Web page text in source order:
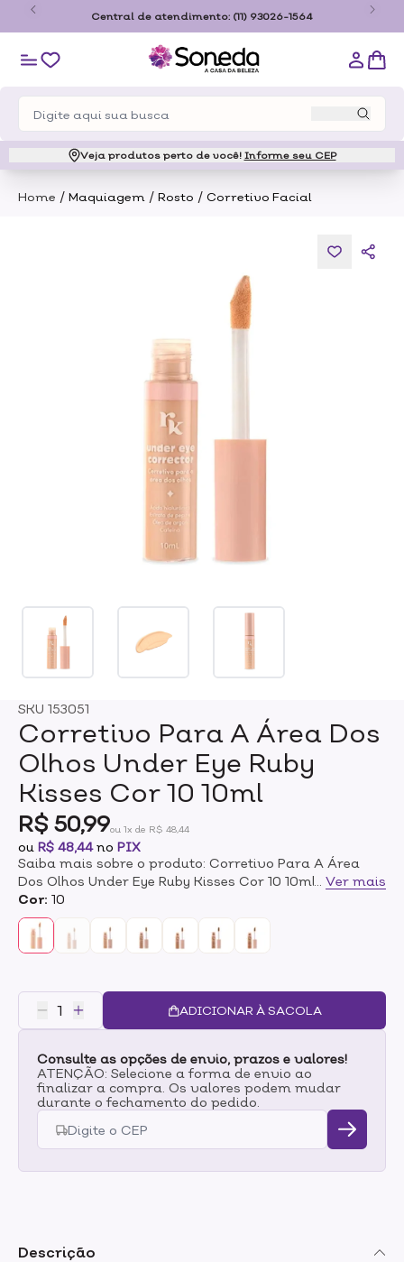
Central de atendimento: (11) 93026-1564
Veja produtos perto de você! Informe seu CEP
Home / Maquiagem / Rosto / Corretivo Facial
SKU 153051
Corretivo Para A Área Dos
Olhos Under Eye Ruby
Kisses Cor 10 10ml
R$ 50,99ou 1x de R$ 48,44
ou R$ 48,44no PIX
Saiba mais sobre o produto: Corretivo Para A Área
Dos Olhos Under Eye Ruby Kisses Cor 10 10ml O
corretivo Under Eye oferece uma alta cobertura que
não craquela e nem marca as linhas de expressão,
camuflando olheiras e imperfeições do jeitinho que a
gente gosta – com naturalidade e eficácia. É resistente
tempo sai com facilidade quando a área é higienizada
com água e sabonete facial. Rico em Ácido
Hialurônico, Extrato de pepino, Óleo de Argan, Cafeína
hidratam, estimulam a região e melhoram a
aparência das olheiras. Modo de uso:Aplique na área
desejada e espalhe com leves batidinhas. O produto já
acompanha pincel para aplicação.
Ver mais
Cor: 10
ADICIONAR À SACOLA
Consulte as opções de envio, prazos e valores!
ATENÇÃO: Selecione a forma de envio ao
finalizar a compra. Os valores podem mudar
durante o fechamento do pedido.
Descrição